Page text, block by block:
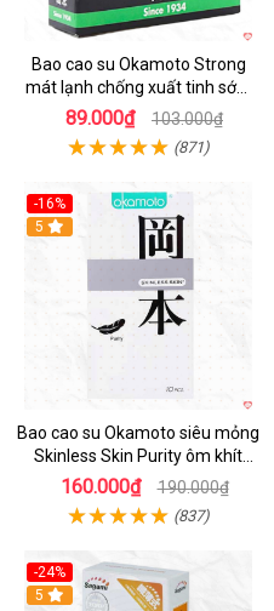
Bao cao su Okamoto Strong
mát lạnh chống xuất tinh sớm
kéo dài
89.000₫ 103.000₫
(871)
-16%
Hot
5
Bao cao su Okamoto siêu mỏng
Skinless Skin Purity ôm khít
thoải mái bôi trơn an toàn
160.000₫ 190.000₫
(837)
-24%
5